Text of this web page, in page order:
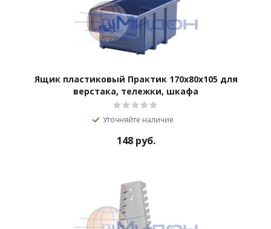
Ящик пластиковый Практик 170x80x105 для
верстака, тележки, шкафа
Уточняйте наличие
148руб.